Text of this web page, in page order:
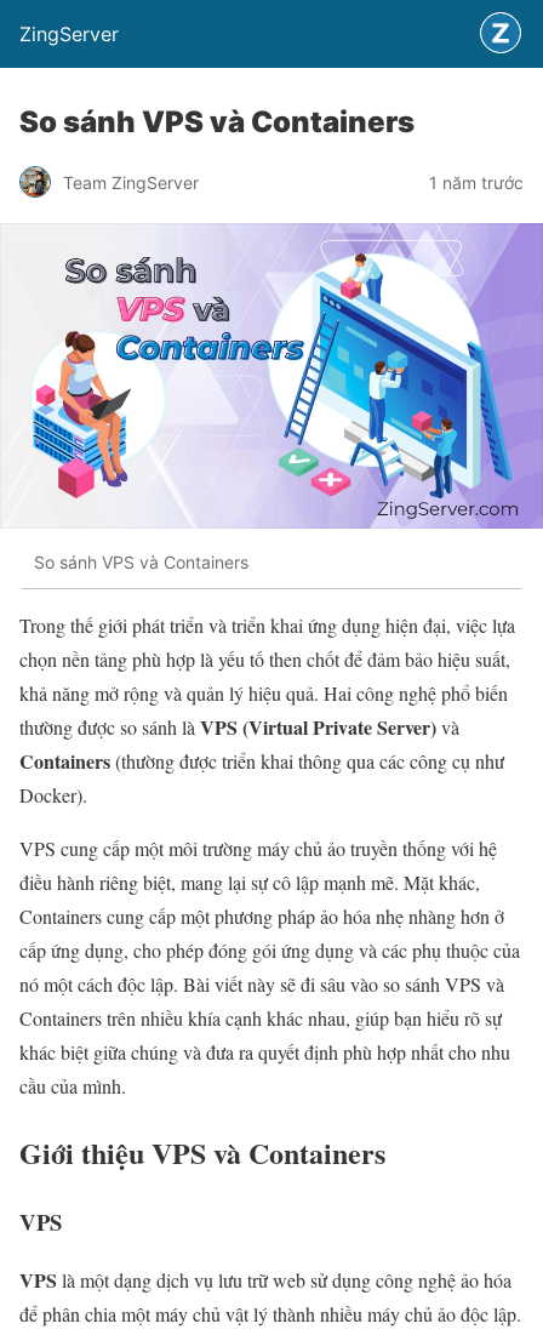
ZingServer
So sánh VPS và Containers
Team ZingServer 1 năm trước
So sánh VPS và Containers
Trong thế giới phát triển và triển khai ứng dụng hiện đại, việc lựa
chọn nền tảng phù hợp là yếu tố then chốt để đảm bảo hiệu suất,
khả năng mở rộng và quản lý hiệu quả. Hai công nghệ phổ biến
thường được so sánh là VPS (Virtual Private Server)và
Containers(thường được triển khai thông qua các công cụ như
Docker).
VPS cung cấp một môi trường máy chủ ảo truyền thống với hệ
điều hành riêng biệt, mang lại sự cô lập mạnh mẽ. Mặt khác,
Containers cung cấp một phương pháp ảo hóa nhẹ nhàng hơn ở
cấp ứng dụng, cho phép đóng gói ứng dụng và các phụ thuộc của
nó một cách độc lập. Bài viết này sẽ đi sâu vào so sánh VPS và
Containers trên nhiều khía cạnh khác nhau, giúp bạn hiểu rõ sự
khác biệt giữa chúng và đưa ra quyết định phù hợp nhất cho nhu
cầu của mình.
Giới thiệu VPS và Containers
VPS
VPS là một dạng dịch vụ lưu trữ web sử dụng công nghệ ảo hóa
để phân chia một máy chủ vật lý thành nhiều máy chủ ảo độc lập.